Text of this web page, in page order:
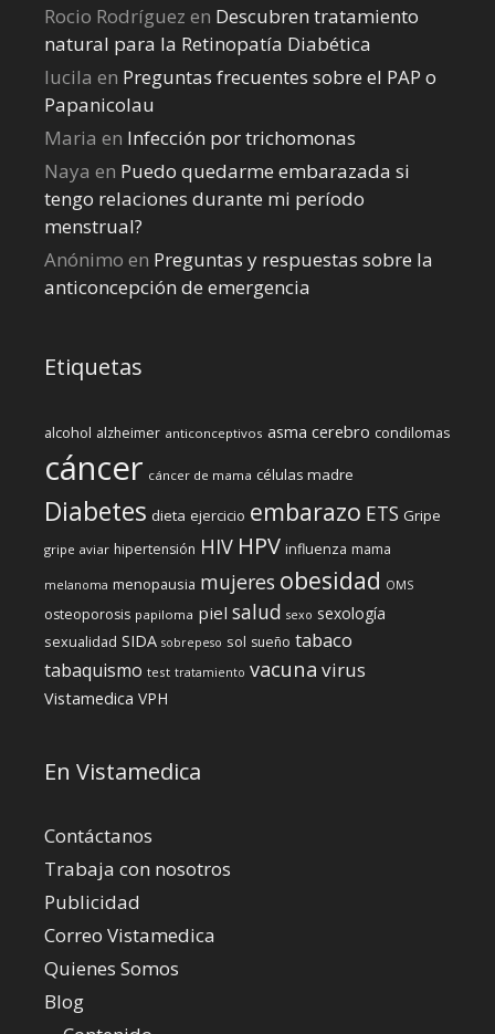
Rocio Rodríguez en Descubren tratamiento
natural para la Retinopatía Diabética
lucila en Preguntas frecuentes sobre el PAP o
Papanicolau
Maria en Infección por trichomonas
Naya en Puedo quedarme embarazada si
tengo relaciones durante mi perí­odo
menstrual?
Anónimo en Preguntas y respuestas sobre la
anticoncepción de emergencia
Etiquetas
alcohol alzheimer anticonceptivos asma cerebro condilomas
cáncer cáncer de mama células madre
Diabetes dieta ejercicio embarazo ETS Gripe
gripe aviar hipertensión HIV HPV influenza mama
melanoma menopausia mujeres obesidad OMS
osteoporosis papiloma piel salud sexo sexología
sexualidad SIDA sobrepeso sol sueño tabaco
tabaquismo test tratamiento vacuna virus
Vistamedica VPH
En Vistamedica
Contáctanos
Trabaja con nosotros
Publicidad
Correo Vistamedica
Quienes Somos
Blog